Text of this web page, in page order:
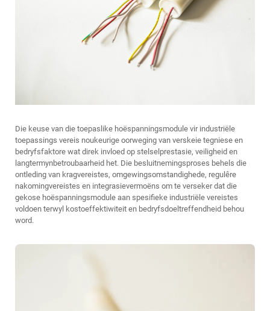
Die keuse van die toepaslike hoëspanningsmodule vir industriële
toepassings vereis noukeurige oorweging van verskeie tegniese en
bedryfsfaktore wat direk invloed op stelselprestasie, veiligheid en
langtermynbetroubaarheid het. Die besluitnemingsproses behels die
ontleding van kragvereistes, omgewingsomstandighede, regulêre
nakomingvereistes en integrasievermoëns om te verseker dat die
gekose hoëspanningsmodule aan spesifieke industriële vereistes
voldoen terwyl kostoeffektiwiteit en bedryfsdoeltreffendheid behou
word.